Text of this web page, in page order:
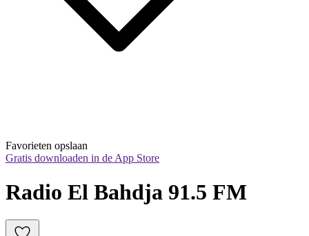
Favorieten opslaan
Gratis downloaden in de App Store
Radio El Bahdja 91.5 FM